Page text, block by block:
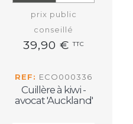
prix public
conseillé
39,90 €TTC
REF: ECO000336
Cuillère à kiwi -
avocat 'Auckland'